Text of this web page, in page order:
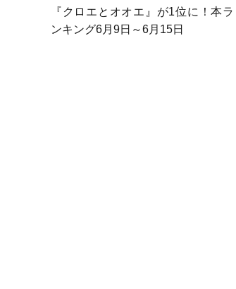
『クロエとオオエ』が1位に！本ラ
ンキング6月9日～6月15日